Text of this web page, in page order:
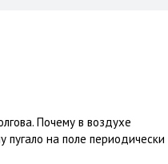
Почему в воздухе
на поле периодически